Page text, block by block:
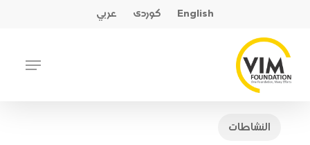
content
English کوردی عربي
Menu
النشاطات
Close
Menu